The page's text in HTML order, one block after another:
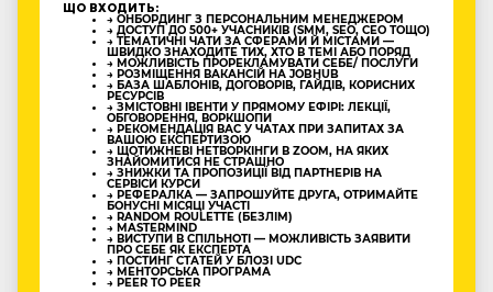
ЩО ВХОДИТЬ:
→ ОНБОРДИНГ З ПЕРСОНАЛЬНИМ МЕНЕДЖЕРОМ
→ ДОСТУП ДО 500+ УЧАСНИКІВ (SMM, SEO, CEO ТОЩО)
→ ТЕМАТИЧНІ ЧАТИ ЗА СФЕРАМИ Й МІСТАМИ —
ШВИДКО ЗНАХОДИТЕ ТИХ, ХТО В ТЕМІ АБО ПОРЯД
→ МОЖЛИВІСТЬ ПРОРЕКЛАМУВАТИ СЕБЕ/ ПОСЛУГИ
→ РОЗМІЩЕННЯ ВАКАНСІЙ НА JOBHUB
→ БАЗА ШАБЛОНІВ, ДОГОВОРІВ, ГАЙДІВ, КОРИСНИХ
РЕСУРСІВ
→ ЗМІСТОВНІ ІВЕНТИ У ПРЯМОМУ ЕФІРІ: ЛЕКЦІЇ,
ОБГОВОРЕННЯ, ВОРКШОПИ
→ РЕКОМЕНДАЦІЯ ВАС У ЧАТАХ ПРИ ЗАПИТАХ ЗА
ВАШОЮ ЕКСПЕРТИЗОЮ
→ ЩОТИЖНЕВІ НЕТВОРКІНГИ В ZOOM, НА ЯКИХ
ЗНАЙОМИТИСЯ НЕ СТРАШНО
→ ЗНИЖКИ ТА ПРОПОЗИЦІЇ ВІД ПАРТНЕРІВ НА
СЕРВІСИ КУРСИ
→ РЕФЕРАЛКА — ЗАПРОШУЙТЕ ДРУГА, ОТРИМАЙТЕ
БОНУСНІ МІСЯЦІ УЧАСТІ
→ RANDOM ROULETTE (БЕЗЛІМ)
→ MASTERMIND
→ ВИСТУПИ В СПІЛЬНОТІ — МОЖЛИВІСТЬ ЗАЯВИТИ
ПРО СЕБЕ ЯК ЕКСПЕРТА
→ ПОСТИНГ СТАТЕЙ У БЛОЗІ UDC
→ МЕНТОРСЬКА ПРОГРАМА
→ PEER TO PEER